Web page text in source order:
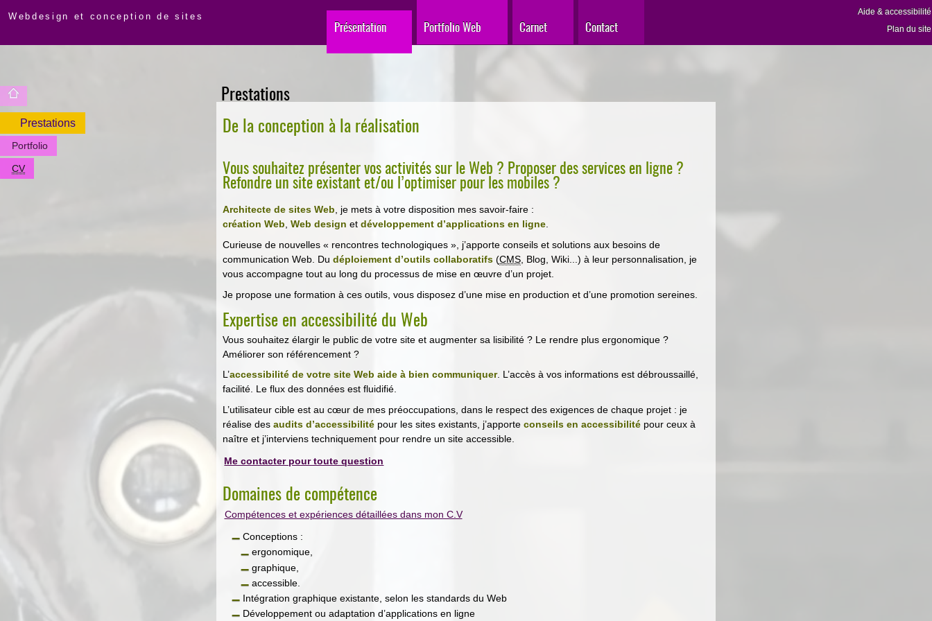
Webdesign et conception de sites
Présentation Portfolio Web Carnet Contact
Aide & accessibilité
Plan du site
Prestations
De la conception à la réalisation
Vous souhaitez présenter vos activités sur le Web ? Proposer des services en ligne ?
Refondre un site existant et/ou l’optimiser pour les mobiles ?
Architecte de sites Web, je mets à votre disposition mes savoir-faire :
création Web, Web design et développement d’applications en ligne.
Curieuse de nouvelles « rencontres technologiques », j’apporte conseils et solutions aux besoins de
communication Web. Du déploiement d’outils collaboratifs(CMS, Blog, Wiki...) à leur personnalisation, je
vous accompagne tout au long du processus de mise en œuvre d’un projet.
Je propose une formation à ces outils, vous disposez d’une mise en production et d’une promotion sereines.
Expertise en accessibilité du Web
Vous souhaitez élargir le public de votre site et augmenter sa lisibilité ? Le rendre plus ergonomique ?
Améliorer son référencement ?
L’accessibilité de votre site Web aide à bien communiquer. L’accès à vos informations est débroussaillé,
facilité. Le flux des données est fluidifié.
L’utilisateur cible est au cœur de mes préoccupations, dans le respect des exigences de chaque projet : je
réalise des audits d’accessibilitépour les sites existants, j’apporte conseils en accessibilitépour ceux à
naître et j’interviens techniquement pour rendre un site accessible.
Me contacter pour toute question
Domaines de compétence
Compétences et expériences détaillées dans mon C.V
Conceptions :
ergonomique,
graphique,
accessible.
Intégration graphique existante, selon les standards du Web
Développement ou adaptation d’applications en ligne
Prestations
Portfolio
CV